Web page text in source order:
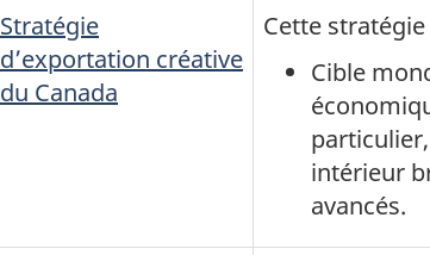
Stratégie
d’exportation créative
du Canada
Cette
Cible
intérieur
avancés.